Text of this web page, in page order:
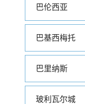
巴伦西亚
巴基西梅托
巴里纳斯
玻利瓦尔城